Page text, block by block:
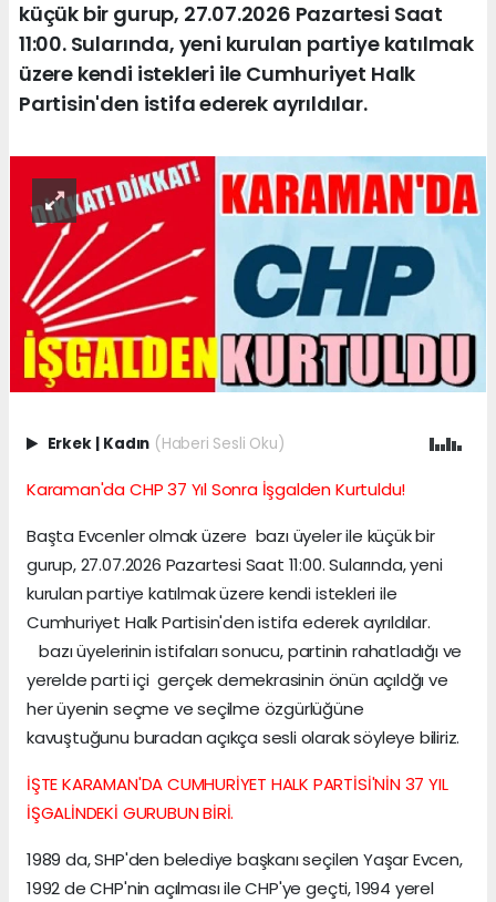
küçük bir gurup, 27.07.2026 Pazartesi Saat
11:00. Sularında, yeni kurulan partiye katılmak
üzere kendi istekleri ile Cumhuriyet Halk
Partisin'den istifa ederek ayrıldılar.
Erkek Kadın (Haberi Sesli Oku)
Karaman'da CHP 37 Yıl Sonra İşgalden Kurtuldu!
Başta Evcenler olmak üzere bazı üyeler ile küçük bir
gurup, 27.07.2026 Pazartesi Saat 11:00. Sularında, yeni
kurulan partiye katılmak üzere kendi istekleri ile
Cumhuriyet Halk Partisin'den istifa ederek ayrıldılar.
bazı üyelerinin istifaları sonucu, partinin rahatladığı ve
yerelde parti içi gerçek demekrasinin önün açıldğı ve
her üyenin seçme ve seçilme özgürlüğüne
kavuştuğunu buradan açıkça sesli olarak söyleye biliriz.
İŞTE KARAMAN'DA CUMHURİYET HALK PARTİSİ'NİN 37 YIL
İŞGALİNDEKİ GURUBUN BİRİ.
1989 da, SHP'den belediye başkanı seçilen Yaşar Evcen,
1992 de CHP'nin açılması ile CHP'ye geçti, 1994 yerel